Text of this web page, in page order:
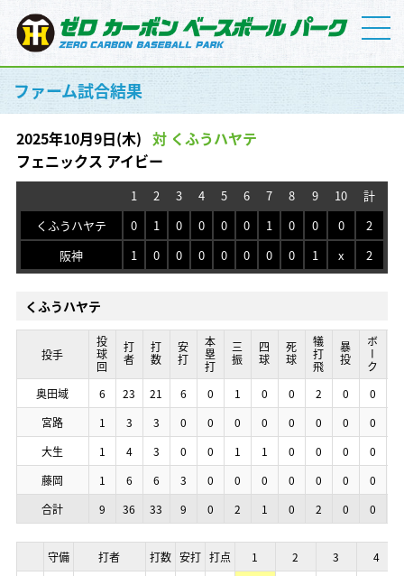
ファーム試合結果
2025年10月9日(木) 対 くふうハヤテ
フェニックス アイビー
1 2 3 4 5 6 7 8 9 10
計
くふうハヤテ
0 1 0 0 0 0 1 0 0 0
2
阪神
1 0 0 0 0 0 0 0 1 x 2
くふうハヤテ
投手 投球回 打者 打数 安打 本塁打 三振 四球 死球 犠打飛 暴投 ボーク
奥田域 6 23 21 6 0 1 0 0 2 0 0
宮路
1 3 3 0 0 0 0 0 0 0 0
大生
1 4 3 0 0 1 1 0 0 0 0
藤岡
1 6 6 3 0 0 0 0 0 0 0
合計
9 36 33 9 0 2 1 0 2 0 0
投手 投球回 打者 打数 安打 本塁打 三振 四球 死球 犠打飛 暴投 ボーク
奥田域 6 23 21 6 0 1 0 0 2 0 0
宮路
1 3 3 0 0 0 0 0 0 0 0
大生
1 4 3 0 0 1 1 0 0 0 0
藤岡
1 6 6 3 0 0 0 0 0 0 0
合計
9 36 33 9 0 2 1 0 2 0 0
投手 投球回 打者 打数 安打 本塁打 三振 四球 死球 犠打飛 暴投 ボーク
奥田域 6 23 21 6 0 1 0 0 2 0 0
宮路
1 3 3 0 0 0 0 0 0 0 0
大生
1 4 3 0 0 1 1 0 0 0 0
藤岡
1 6 6 3 0 0 0 0 0 0 0
合計
9 36 33 9 0 2 1 0 2 0 0
投手 投球回 打者 打数 安打 本塁打 三振 四球 死球 犠打飛 暴投 ボーク
奥田域 6 23 21 6 0 1 0 0 2 0 0
宮路
1 3 3 0 0 0 0 0 0 0 0
大生
1 4 3 0 0 1 1 0 0 0 0
藤岡
1 6 6 3 0 0 0 0 0 0 0
合計
9 36 33 9 0 2 1 0 2 0 0
守備 打者 打数 安打 打点 1 2 3
4
守備 打者 打数 安打 打点 1 2 3
4
守備 打者 打数 安打 打点 1 2 3
4
守備 打者 打数 安打 打点 1 2 3
4